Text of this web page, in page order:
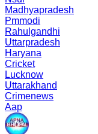
Madhyapradesh
Pmmodi
Rahulgandhi
Uttarpradesh
Haryana
Cricket
Lucknow
Uttarakhand
Crimenews
Aap